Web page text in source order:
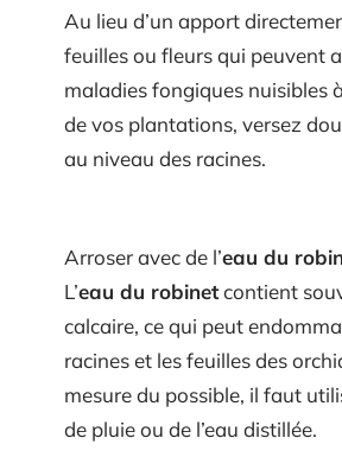
Au lieu d’un apport
feuilles ou fleurs qui peuvent
maladies fongiques nuisibles
de vos plantations, versez
au niveau des racines.
Arroser avec de l’eau du
L’eau du robinetcontient
calcaire, ce qui peut
racines et les feuilles des
mesure du possible, il faut
de pluie ou de l’eau distillée.